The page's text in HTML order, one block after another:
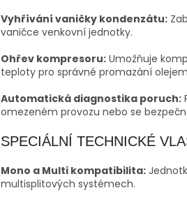
Vyhřívání vaničky kondenzátu:
vaničce venkovní jednotky.
Ohřev kompresoru: Umožňuje
teploty pro správné promazání
Automatická diagnostika poruch:
omezeném provozu nebo se
SPECIÁLNÍ TECHNICKÉ
Mono a Multi kompatibilita:
multisplitových systémech.